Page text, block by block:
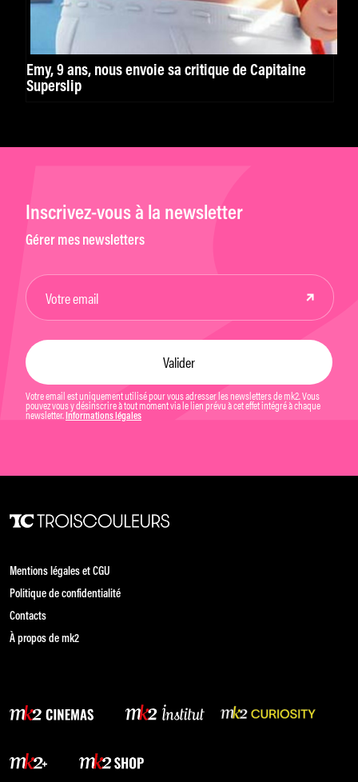
Emy, 9 ans, nous envoie sa critique de Capitaine
Superslip
Inscrivez-vous à la newsletter
Gérer mes newsletters
Votre email est uniquement utilisé pour vous adresser les newsletters de mk2. Vous
pouvez vous y désinscrire à tout moment via le lien prévu à cet effet intégré à chaque
newsletter. Informations légales
Mentions légales et CGU
Politique de confidentialité
Contacts
À propos de mk2